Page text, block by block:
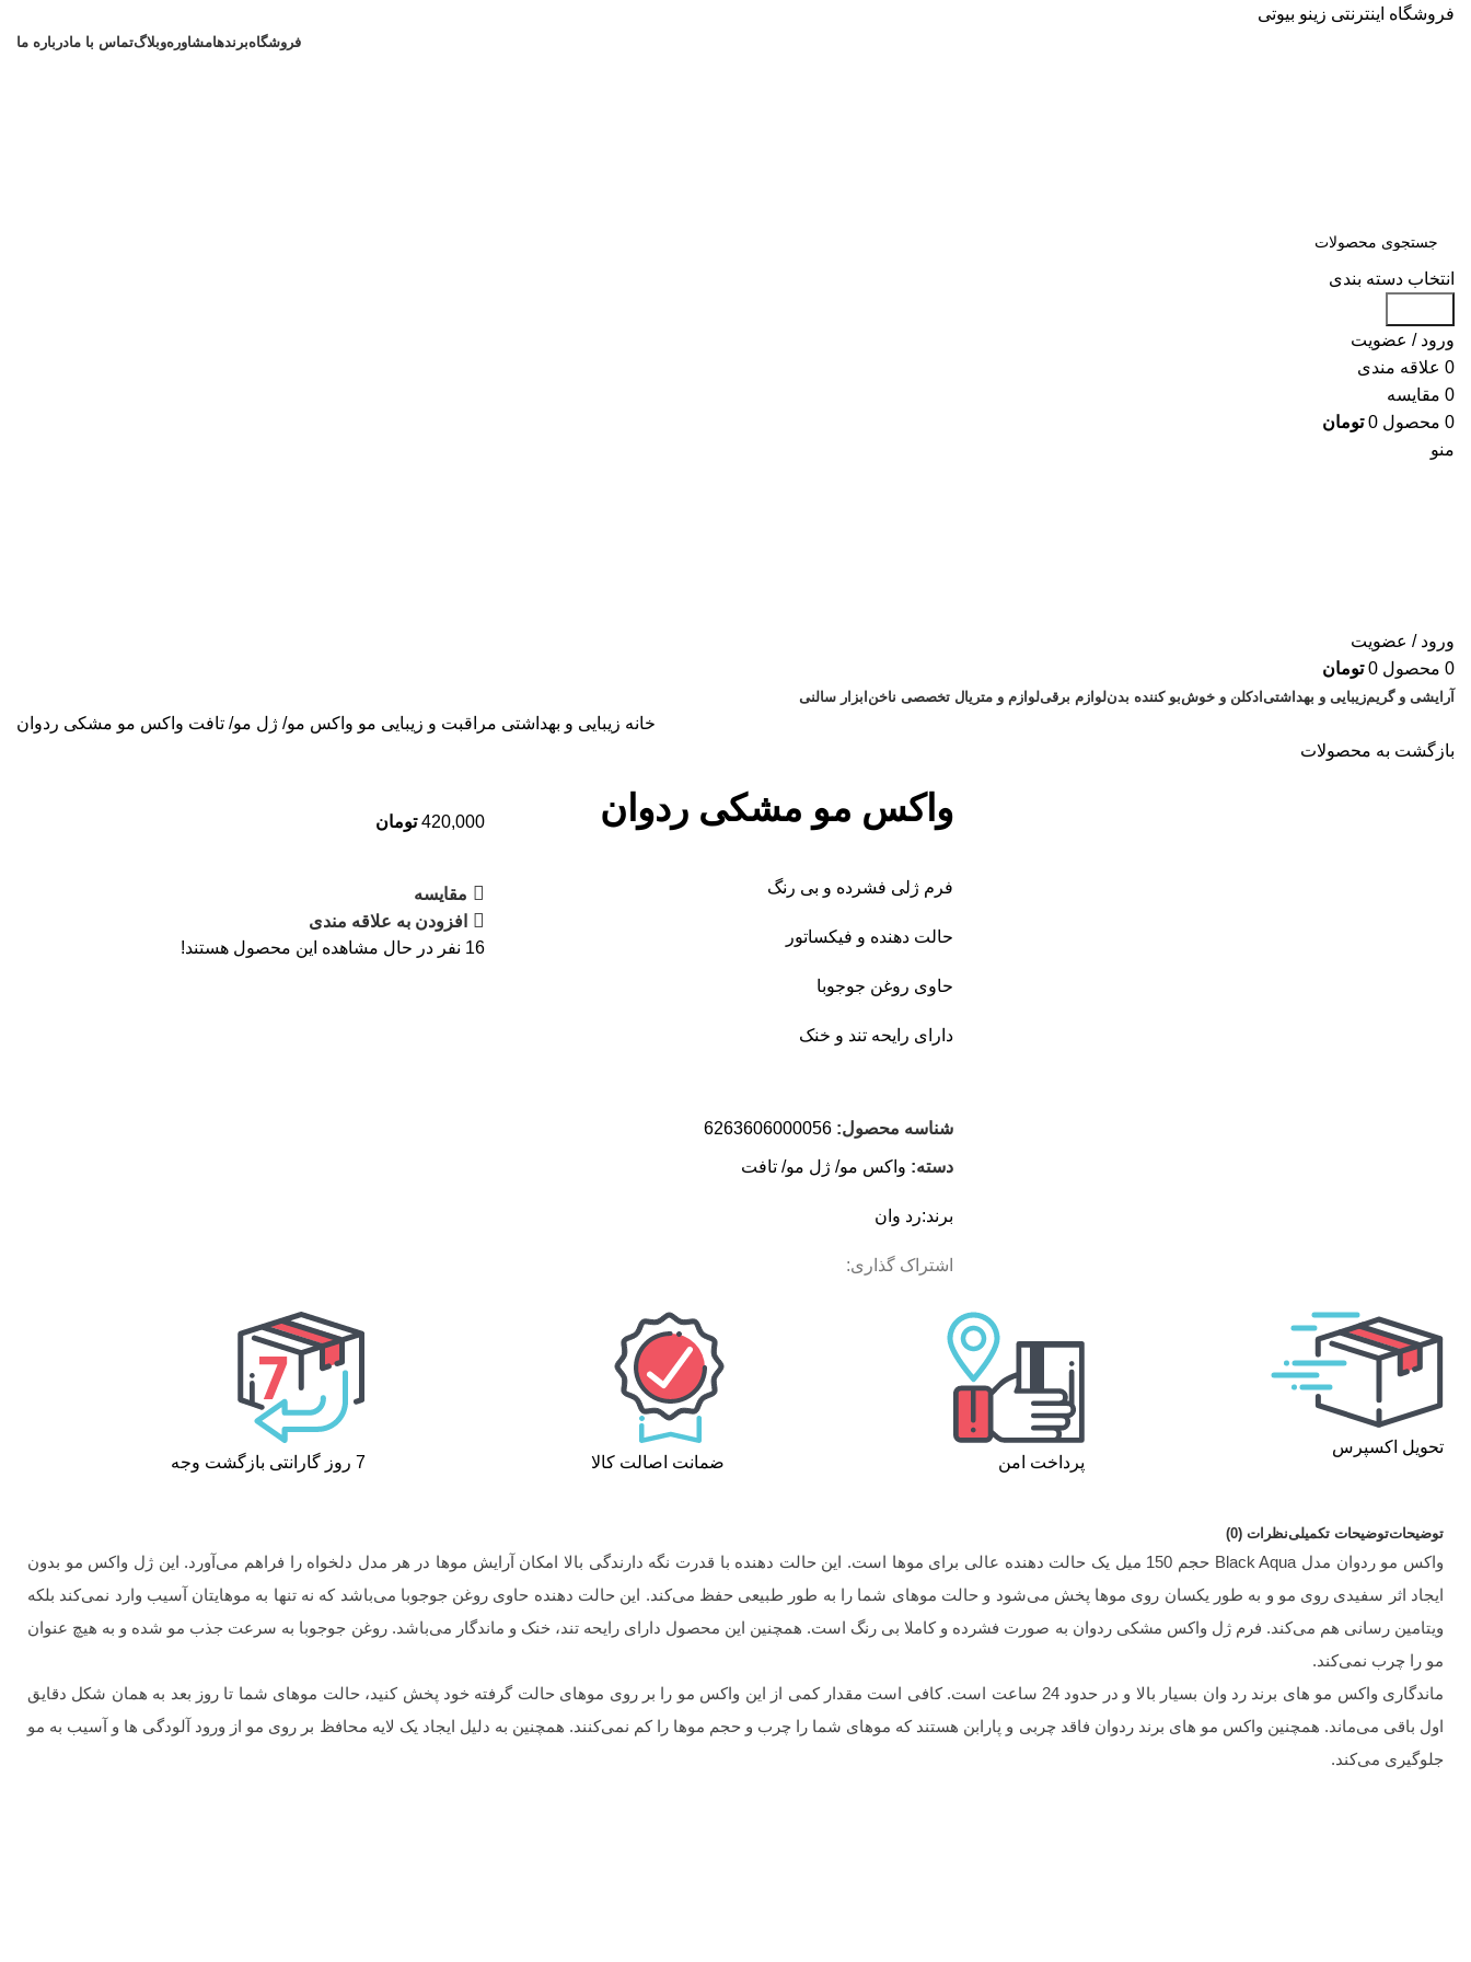
فروشگاه اینترنتی زینو بیوتی
فروشگاهبرندهامشاورهوبلاگتماس با مادرباره ما
انتخاب دسته بندی
ورود / عضویت
0 علاقه مندی
0 مقایسه
0 محصول 0 تومان
منو
ورود / عضویت
0 محصول 0 تومان
آرایشی و گریمزیبایی و بهداشتی ادکلن و خوش‌بو کننده بدنلوازم برقیلوازم و متریال تخصصی ناخن ابزار سالنی
خانه زیبایی و بهداشتی مراقبت و زیبایی مو واکس مو/ ژل مو/ تافت واکس مو مشکی ردوان
بازگشت به محصولات
واکس مو مشکی ردوان
فرم ژلی فشرده و بی رنگ
حالت دهنده و فیکساتور
حاوی روغن جوجوبا
دارای رایحه تند و خنک
شناسه محصول: 6263606000056
دسته: واکس مو/ ژل مو/ تافت
برند:رد وان
اشتراک گذاری:
420,000 تومان
مقایسه
افزودن به علاقه مندی
16 نفر در حال مشاهده این محصول هستند!
تحویل اکسپرس
پرداخت امن
ضمانت اصالت کالا 7 روز گارانتی بازگشت وجه
توضیحاتتوضیحات تکمیلینظرات (0)
واکس مو ردوان مدل Black Aqua حجم 150 میل یک حالت دهنده عالی برای موها است. این حالت دهنده با قدرت نگه دارندگی بالا امکان آرایش موها در هر مدل دلخواه را فراهم می‌آورد. این ژل واکس مو بدون
ایجاد اثر سفیدی روی مو و به طور یکسان روی موها پخش می‌شود و حالت موهای شما را به طور طبیعی حفظ می‌کند. این حالت دهنده حاوی روغن جوجوبا می‌باشد که نه تنها به موهایتان آسیب وارد نمی‌کند بلکه
ویتامین رسانی هم می‌کند. فرم ژل واکس مشکی ردوان به صورت فشرده و کاملا بی رنگ است. همچنین این محصول دارای رایحه تند، خنک و ماندگار می‌باشد. روغن جوجوبا به سرعت جذب مو شده و به هیچ عنوان
مو را چرب نمی‌کند.
ماندگاری واکس مو های برند رد وان بسیار بالا و در حدود 24 ساعت است. کافی است مقدار کمی از این واکس مو را بر روی موهای حالت گرفته خود پخش کنید، حالت موهای شما تا روز بعد به همان شکل دقایق
اول باقی می‌ماند. همچنین واکس مو های برند ردوان فاقد چربی و پارابن هستند که موهای شما را چرب و حجم موها را کم نمی‌کنند. همچنین به دلیل ایجاد یک لایه محافظ بر روی مو از ورود آلودگی ها و آسیب به مو
جلوگیری می‌کند.